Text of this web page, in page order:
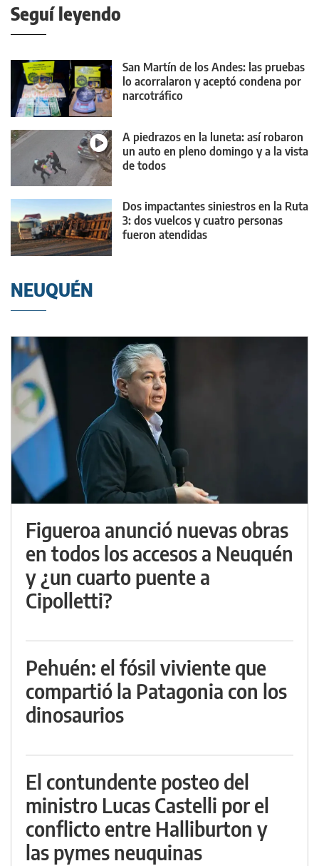
Seguí leyendo
San Martín de los Andes: las pruebas
lo acorralaron y aceptó condena por
narcotráfico
A piedrazos en la luneta: así robaron
un auto en pleno domingo y a la vista
de todos
Dos impactantes siniestros en la Ruta
3: dos vuelcos y cuatro personas
fueron atendidas
NEUQUÉN
Figueroa anunció nuevas obras
en todos los accesos a Neuquén
y ¿un cuarto puente a
Cipolletti?
Pehuén: el fósil viviente que
compartió la Patagonia con los
dinosaurios
El contundente posteo del
ministro Lucas Castelli por el
conflicto entre Halliburton y
las pymes neuquinas